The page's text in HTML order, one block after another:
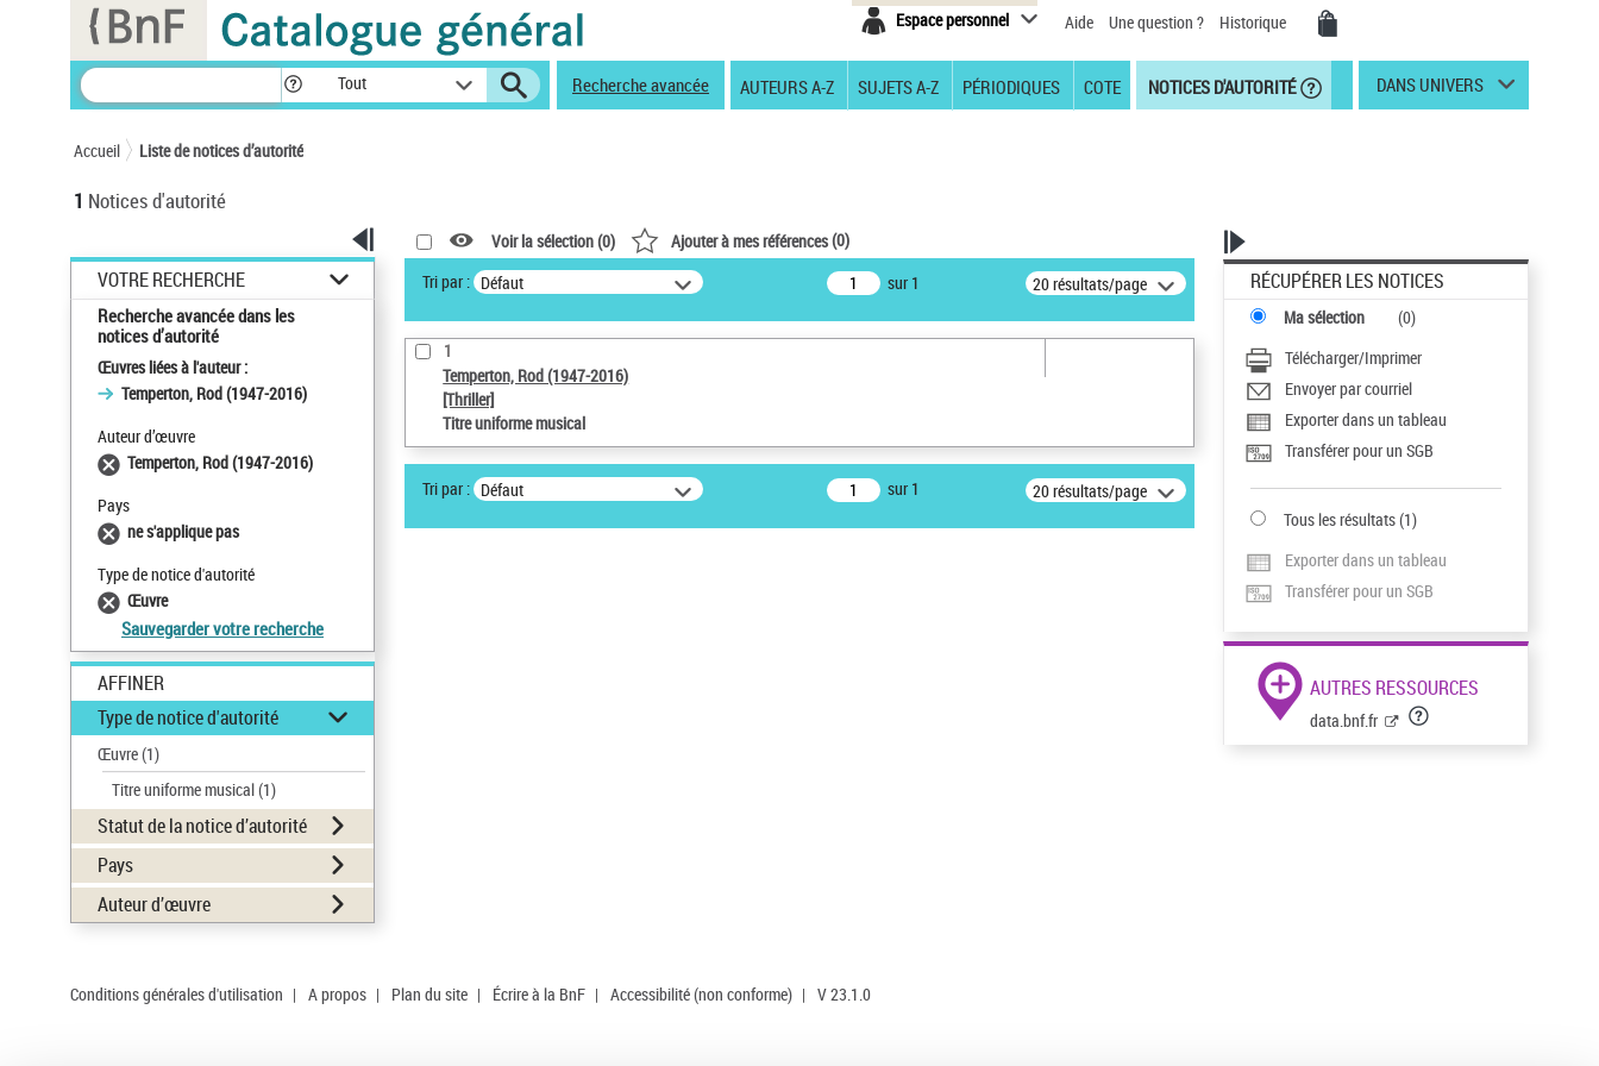
Espace personnel Aide Une question ? Historique
Tout Recherche avancée AUTEURS A-Z SUJETS A-Z PÉRIODIQUES COTE NOTICES D'AUTORITÉ DANS UNIVERS
Accueil Liste de notices d’autorité
1 Notices d'autorité
VOTRE RECHERCHE
Recherche avancée dans les
notices d’autorité
Œuvres liées à l'auteur :
Temperton, Rod (1947-2016)
Auteur d’œuvre
Temperton, Rod (1947-2016)
Pays
ne s'applique pas
Type de notice d'autorité
Œuvre
Sauvegarder votre recherche
AFFINER
Type de notice d'autorité
Œuvre(1)
Titre uniforme musical(1)
Statut de la notice d’autorité
Pays
Auteur d’œuvre
Voir la sélection (0) Ajouter à mes références(0)
Tri par : Défaut sur 1 20 résultats/page
1
Temperton, Rod (1947-2016)
[Thriller]
Titre uniforme musical
Tri par : Défaut sur 1 20 résultats/page
RÉCUPÉRER LES NOTICES
Ma sélection (0)
Télécharger/Imprimer
Envoyer par courriel
Exporter dans un tableau
Transférer pour un SGB
Tous les résultats(1)
Exporter dans un tableau
Transférer pour un SGB
AUTRES RESSOURCES
data.bnf.fr
Conditions générales d'utilisation | A propos | Plan du site | Écrire à la BnF | Accessibilité (non conforme) | V 23.1.0
Panneau de gestion des cookies